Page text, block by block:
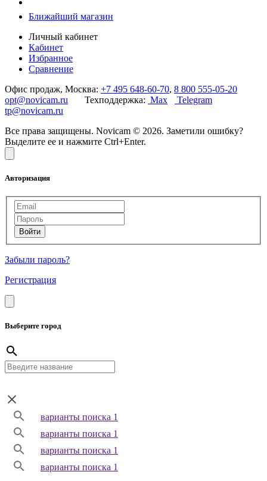
Ближайший магазин
Личный кабинет
Кабинет
Избранное
Сравнение
Офис продаж, Москва: +7 495 648-60-70, 8 800 555-05-20
opt@novicam.ru Техподдержка: Max
Telegram
tp@novicam.ru
Все права защищены. Novicam © 2026. Заметили ошибку?
Выделите ее и нажмите Ctrl+Enter.
Авторизация
Забыли пароль?
Регистрация
Выберите город
варианты поиска 1
варианты поиска 1
варианты поиска 1
варианты поиска 1